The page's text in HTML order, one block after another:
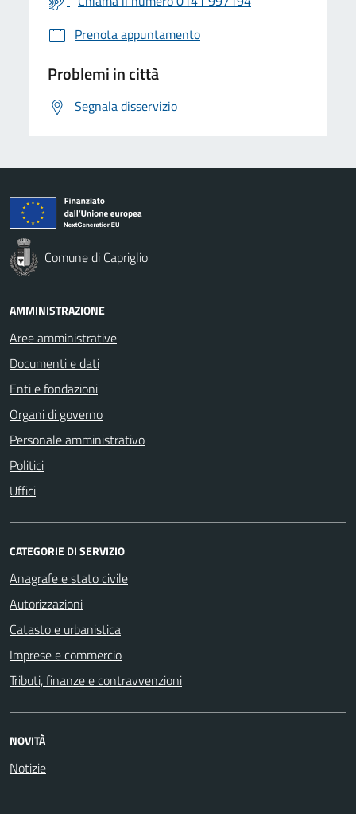
Prenota appuntamento
Problemi in città
Segnala disservizio
Comune di Capriglio
AMMINISTRAZIONE
Aree amministrative
Documenti e dati
Enti e fondazioni
Organi di governo
Personale amministrativo
Politici
Uffici
CATEGORIE DI SERVIZIO
Anagrafe e stato civile
Autorizzazioni
Catasto e urbanistica
Imprese e commercio
Tributi, finanze e contravvenzioni
NOVITÀ
Notizie